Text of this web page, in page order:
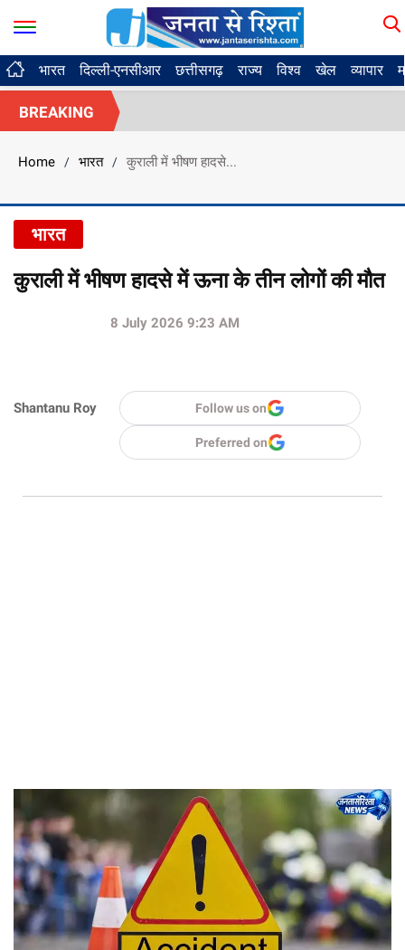
भारत दिल्ली-एनसीआर छत्तीसगढ़ राज्य विश्व खेल व्यापार
BREAKING
Home / भारत / कुराली में भीषण हादसे...
भारत
कुराली में भीषण हादसे में ऊना के तीन लोगों की मौत
Shantanu Roy
8 July 2026 9:23 AM
Follow us on
Preferred on